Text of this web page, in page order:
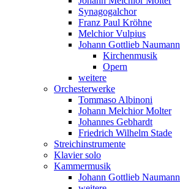
Synagogalchor
Franz Paul Kröhne
Melchior Vulpius
Johann Gottlieb Naumann
Kirchenmusik
Opern
weitere
Orchesterwerke
Tommaso Albinoni
Johann Melchior Molter
Johannes Gebhardt
Friedrich Wilhelm Stade
Streichinstrumente
Klavier solo
Kammermusik
Johann Gottlieb Naumann